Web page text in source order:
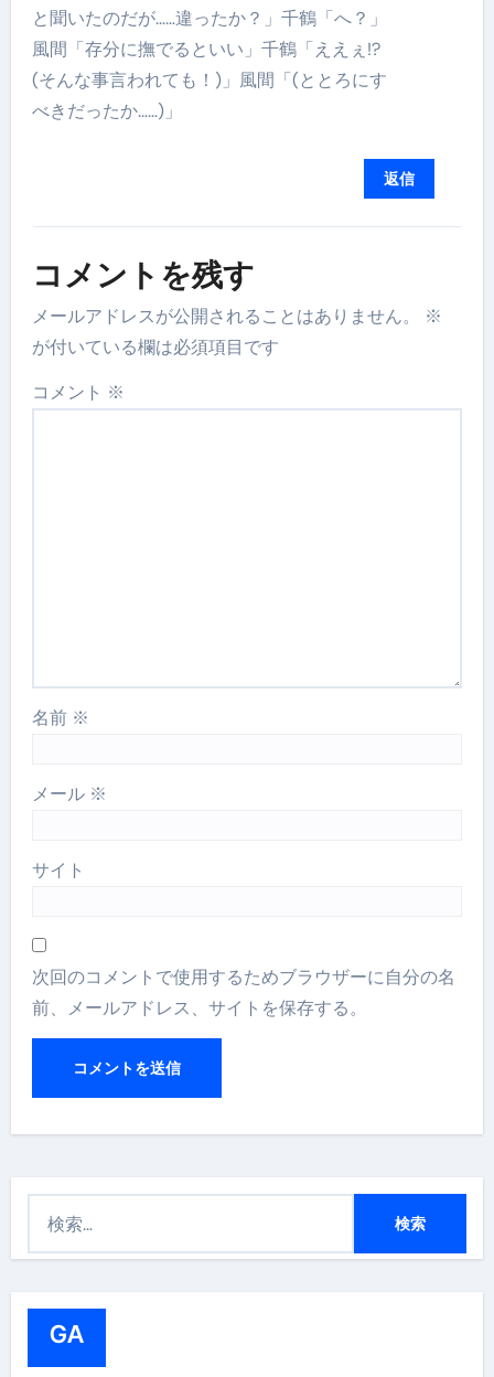
と聞いたのだが……違ったか？」千鶴「へ？」
風間「存分に撫でるといい」千鶴「ええぇ!?
(そんな事言われても！)」風間「(ととろにす
べきだったか……)」
返信
コメントを残す
メールアドレスが公開されることはありません。
※
が付いている欄は必須項目です
コメント ※
名前 ※
メール ※
サイト
次回のコメントで使用するためブラウザーに自分の名
前、メールアドレス、サイトを保存する。
GA